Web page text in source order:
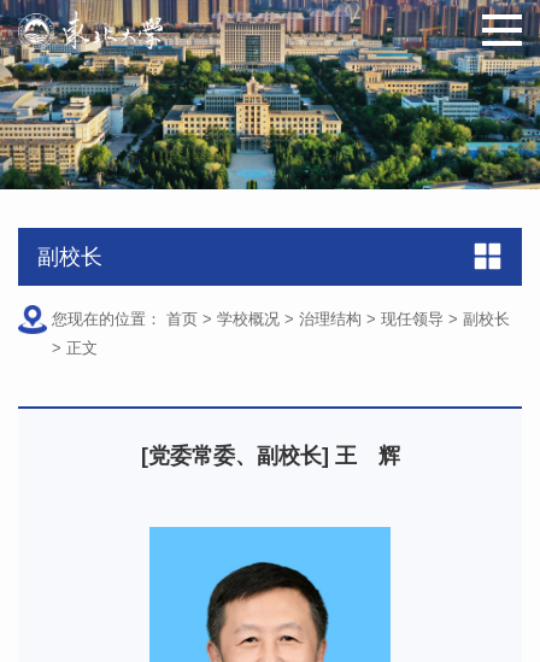
副校长
您现在的位置： 首页 > 学校概况 > 治理结构 > 现任领导 > 副校长
> 正文
[党委常委、副校长] 王 辉
原图